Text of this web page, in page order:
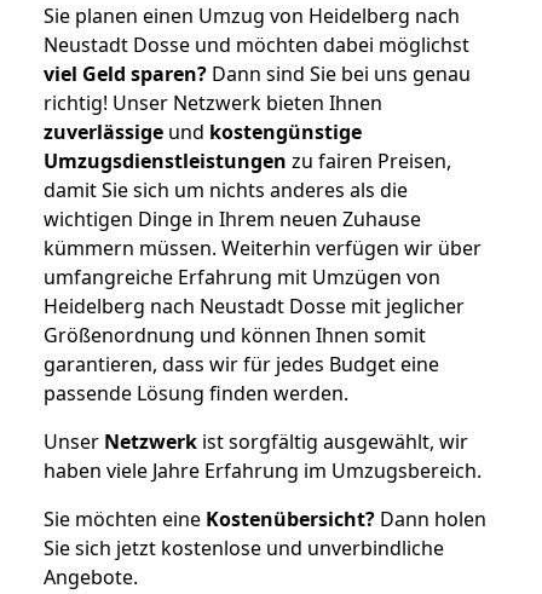
Sie planen einen Umzug von Heidelberg nach
Neustadt Dosse und möchten dabei möglichst
viel Geld sparen? Dann sind Sie bei uns genau
richtig! Unser Netzwerk bieten Ihnen
zuverlässige und kostengünstige
Umzugsdienstleistungen zu fairen Preisen,
damit Sie sich um nichts anderes als die
wichtigen Dinge in Ihrem neuen Zuhause
kümmern müssen. Weiterhin verfügen wir über
umfangreiche Erfahrung mit Umzügen von
Heidelberg nach Neustadt Dosse mit jeglicher
Größenordnung und können Ihnen somit
garantieren, dass wir für jedes Budget eine
passende Lösung finden werden.
Unser Netzwerk ist sorgfältig ausgewählt, wir
haben viele Jahre Erfahrung im Umzugsbereich.
Sie möchten eine Kostenübersicht? Dann holen
Sie sich jetzt kostenlose und unverbindliche
Angebote.